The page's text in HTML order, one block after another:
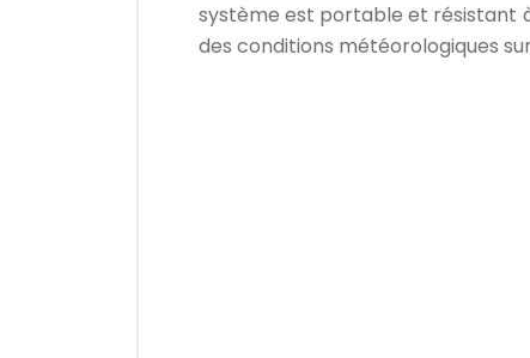
système est portable et résistant
des conditions météorologiques